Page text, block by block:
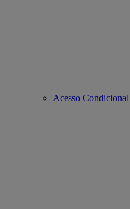
Acesso